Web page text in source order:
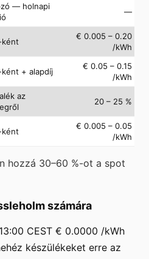
— holnapi
—
ként
€ 0.005 – 0.20
/kWh
ként + alapdíj
€ 0.05 – 0.15
/kWh
az
20 – 25 %
ként
€ 0.005 – 0.05
/kWh
hozzá 30–60 %-ot a spot
számára
13:00 CEST € 0.0000 /kWh
készülékeket erre az